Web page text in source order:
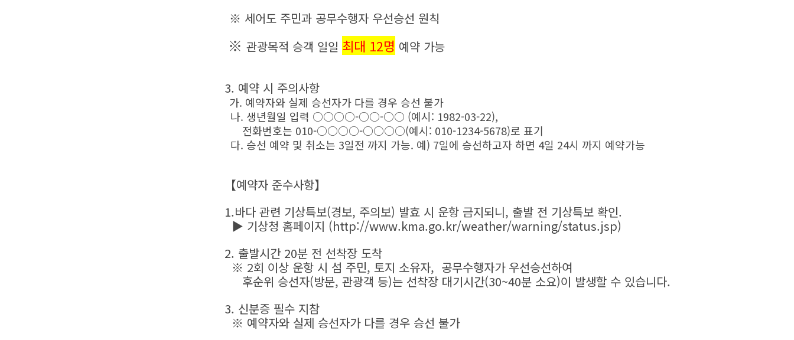
※ 세어도 주민과 공무수행자 우선승선 원칙
※ 관광목적 승객 일일 최대 12명 예약 가능
3. 예약 시 주의사항
가. 예약자와 실제 승선자가 다를 경우 승선 불가
나. 생년월일 입력 ○○○○-○○-○○ (예시: 1982-03-22),
전화번호는 010-○○○○-○○○○(예시: 010-1234-5678)로 표기
다. 승선 예약 및 취소는 3일전 까지 가능. 예) 7일에 승선하고자 하면 4일 24시 까지 예약가능
【예약자 준수사항】
1.바다 관련 기상특보(경보, 주의보) 발효 시 운항 금지되니, 출발 전 기상특보 확인.
▶ 기상청 홈페이지 (http://www.kma.go.kr/weather/warning/status.jsp)
2. 출발시간 20분 전 선착장 도착
※ 2회 이상 운항 시 섬 주민, 토지 소유자, 공무수행자가 우선승선하여
후순위 승선자(방문, 관광객 등)는 선착장 대기시간(30~40분 소요)이 발생할 수 있습니다.
3. 신분증 필수 지참
※ 예약자와 실제 승선자가 다를 경우 승선 불가